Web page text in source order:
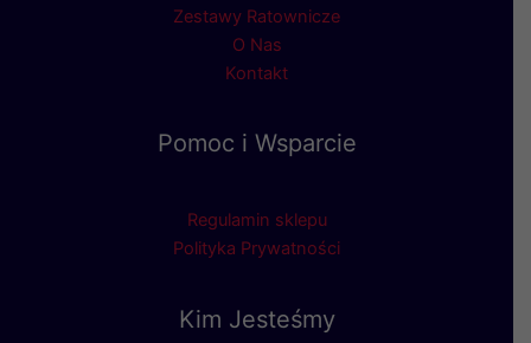
Zestawy Ratownicze
O Nas
Kontakt
Pomoc i Wsparcie
Regulamin sklepu
Polityka Prywatności
Kim Jesteśmy